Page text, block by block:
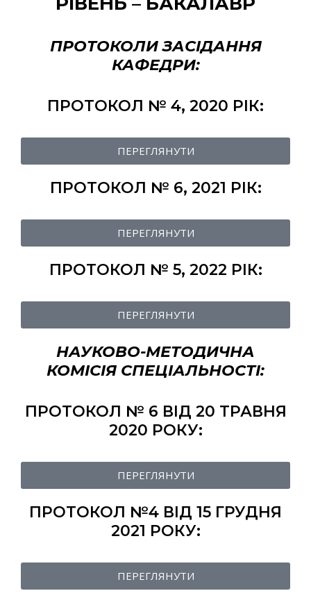
ПРОТОКОЛИ ЗАСІДАННЯ
КАФЕДРИ:
ПРОТОКОЛ № 4, 2020 РІК:
ПЕРЕГЛЯНУТИ
ПРОТОКОЛ № 6, 2021 РІК:
ПЕРЕГЛЯНУТИ
ПРОТОКОЛ № 5, 2022 РІК:
ПЕРЕГЛЯНУТИ
НАУКОВО-МЕТОДИЧНА
КОМІСІЯ СПЕЦІАЛЬНОСТІ:
ПРОТОКОЛ № 6 ВІД 20 ТРАВНЯ
2020 РОКУ:
ПЕРЕГЛЯНУТИ
ПРОТОКОЛ №4 ВІД 15 ГРУДНЯ
2021 РОКУ:
ПЕРЕГЛЯНУТИ